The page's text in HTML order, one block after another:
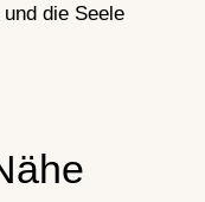
die Seele